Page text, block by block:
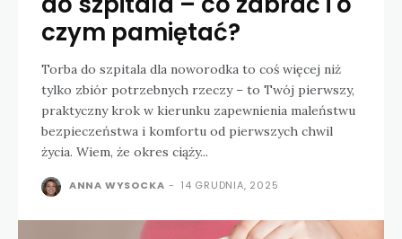
czym pamiętać?
Torba do szpitala dla noworodka to coś więcej niż
tylko zbiór potrzebnych rzeczy – to Twój pierwszy,
praktyczny krok w kierunku zapewnienia maleństwu
bezpieczeństwa i komfortu od pierwszych chwil
życia. Wiem, że okres ciąży...
ANNA WYSOCKA - 14 GRUDNIA, 2025